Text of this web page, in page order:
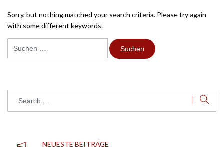
Sorry, but nothing matched your search criteria. Please try again
with some different keywords.
nach:
NEUESTE BEITRÄGE